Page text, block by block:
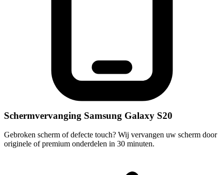
Schermvervanging Samsung Galaxy S20
Gebroken scherm of defecte touch? Wij vervangen uw scherm door
originele of premium onderdelen in 30 minuten.